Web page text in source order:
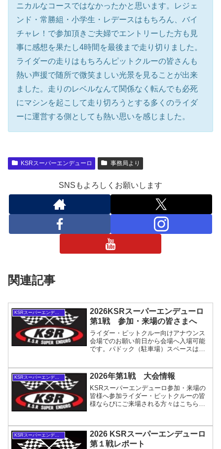
ニカルなコースではなかったかと思います。レジェ
ンド・常勝組・小学生・レデースはもちろん、バイ
チャレ！で参加頂きご夫婦でエントリーした方も見
事に感想を果たし4時間を最後まで走り切りました。
ライダーの走りはもちろんピットクルーの皆さんも
熱い声援で随所で微笑ましい光景を見ることが出来
ました。走りのレベルなんて関係なく転んでも必死
にマシンを起こして走り切ろうとする多くのライダ
ーに運営する側としても熱い思いを感じました。
KSRスーパーエンデューロ 事務局より
SNSもよろしくお願いします
関連記事
2026KSRスーパーエンデューロ
第1戦 参加・来場の皆さまへ
ライダー・ピットクルー向けアナウンス
会場でのお願い前日から会場へ入場可能
です。パドック（駐車場）スペースは最
でご遠慮ください。夜間の騒音・発電機
の使用はできるだけ控えく...
KSRスーパーエンデューロ 2026年第1戦 大会情報
KSRスーパーエンデューロ参加・来場の
皆様へ参加ライダー・ピットクルーの皆
様ならびにご来場される方々はこちらを
ア）、コーステープの色によるによる逆
走防止などについて2026...
KSRスーパーエンデューロ
2026 KSRスーパーエンデューロ
第１戦レポート